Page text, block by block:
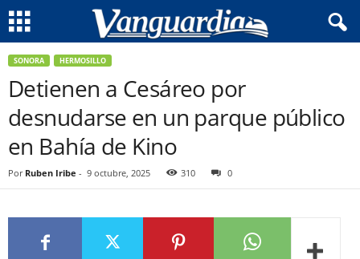
SONORA HERMOSILLO
Detienen a Cesáreo por
desnudarse en un parque público
en Bahía de Kino
Por Ruben Iribe - 9 octubre, 2025 310 0